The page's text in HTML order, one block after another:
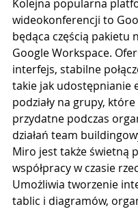
Kolejna popularna
wideokonferencji to
będąca częścią pakietu
Google Workspace.
interfejs, stabilne
takie jak udostępnianie
podziały na grupy, które
przydatne podczas
działań team
Miro jest także świetną
współpracy w czasie
Umożliwia tworzenie
tablic i diagramów,